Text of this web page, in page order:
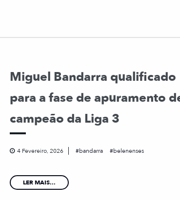
Miguel Bandarra qualificado
para a fase de apuramento
campeão da Liga 3
4 Fevereiro, 2026 bandarra belenenses
LER MAIS...